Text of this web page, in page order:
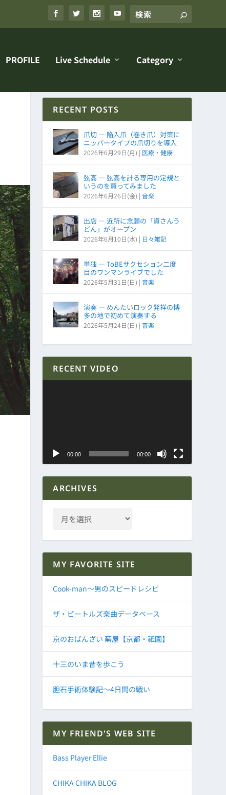
PROFILE Live Schedule Category
RECENT POSTS
爪切 ― 陥入爪（巻き爪）対策に
ニッパータイプの爪切りを導入
2026年6月29日(月) | 医療・健康
弦高 ― 弦高を計る専用の定規と
いうのを買ってみました
2026年6月26日(金) |音楽
出店 ― 近所に念願の「資さんう
どん」がオープン
2026年6月10日(水) | 日々雑記
単独 ― ToBEサクセション二度
目のワンマンライブでした
2026年5月31日(日) |音楽
演奏 ― めんたいロック発祥の博
多の地で初めて演奏する
2026年5月24日(日) |音楽
RECENT VIDEO
ー
00:00 00:00
ARCHIVES
MY FAVORITE SITE
Cook-man～男のスピードレシピ
ザ・ビートルズ楽曲データベース
京のおばんざい 蕪屋【京都・祇園】
十三のいま昔を歩こう
胆石手術体験記～4日間の戦い
MY FRIEND'S WEB SITE
Bass Player Ellie
CHIKA CHIKA BLOG